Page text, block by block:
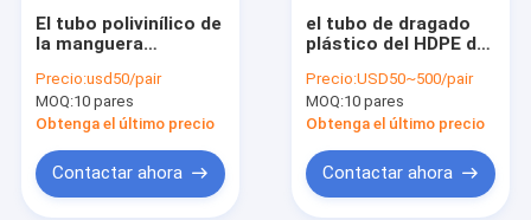
Flotadores de tubería de dragado
Boyas de flotadores de tubería
Tubo de UHMWPE
El tubo polivinílico de
la manguera
los flotadores de
dragado que flotan y
que dragan el equipo
Precio:usd50/pair
MOQ:10 pares
Obtenga el último precio
Contactar ahora
el tubo de dragado
plástico del HDPE del
14in el 16in flota en
venta los flotadores
costeros de la
Precio:USD50~500/pair
MOQ:10 pares
Obtenga el último precio
Contactar ahora